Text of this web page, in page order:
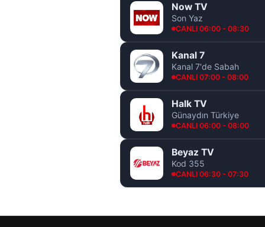
Now TV
Son Yaz
CANLI 06:00 - 08:30
Kanal 7
Kanal 7'de Sabah
CANLI 07:00 - 08:00
Halk TV
Günaydın Türkiye
CANLI 06:00 - 08:00
Beyaz TV
Kod 355
CANLI 06:30 - 07:30